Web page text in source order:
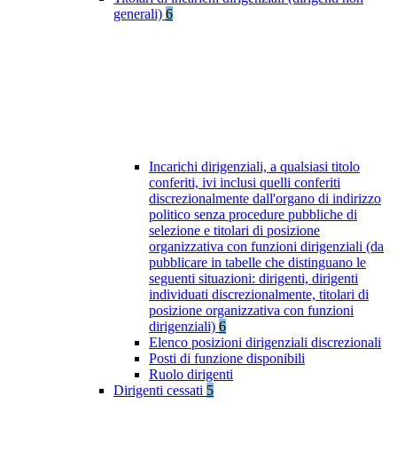
generali) 6
Incarichi dirigenziali, a qualsiasi titolo
conferiti, ivi inclusi quelli conferiti
discrezionalmente dall'organo di indirizzo
politico senza procedure pubbliche di
selezione e titolari di posizione
organizzativa con funzioni dirigenziali (da
pubblicare in tabelle che distinguano le
seguenti situazioni: dirigenti, dirigenti
individuati discrezionalmente, titolari di
posizione organizzativa con funzioni
dirigenziali) 6
Elenco posizioni dirigenziali discrezionali
Posti di funzione disponibili
Ruolo dirigenti
Dirigenti cessati 5